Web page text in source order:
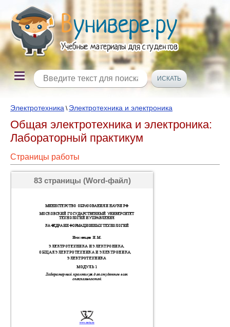
Электротехника \ Электротехника и электроника
Общая электротехника и электроника:
Лабораторный практикум
Страницы работы
83 страницы (Word-файл)